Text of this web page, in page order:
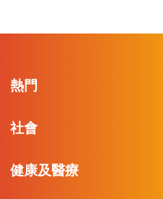
熱門
社會
健康及醫療